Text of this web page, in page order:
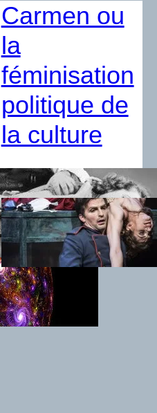
Carmen ou
la
féminisation
politique de
la culture
5 janvier 2018